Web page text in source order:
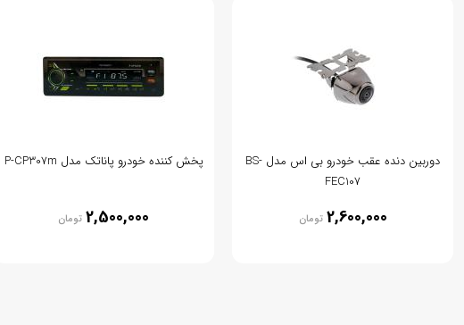
دوربین دنده عقب خودرو بی اس مدل BS-
FEC107
2,600,000 تومان
پخش کننده خودرو پاناتک مدل P-CP307m
2,500,000 تومان